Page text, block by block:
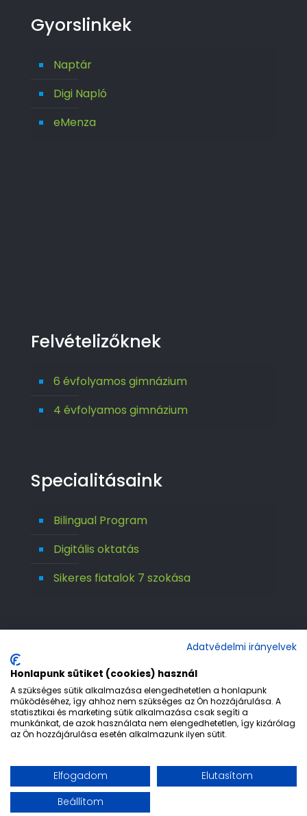
Gyorslinkek
Naptár
Digi Napló
eMenza
Felvételizőknek
6 évfolyamos gimnázium
4 évfolyamos gimnázium
Specialitásaink
Bilingual Program
Digitális oktatás
Sikeres fiatalok 7 szokása
© 1992-2026 Európa 2000 Gimnázium. All
Rights Reserved.
Etika
Adatvédelem
Jogi nyilatkozat
Impresszum
Adatvédelmi irányelvek
Honlapunk sütiket (cookies) használ
A szükséges sütik alkalmazása elengedhetetlen a honlapunk
működéséhez, így ahhoz nem szükséges az Ön hozzájárulása. A
statisztikai és marketing sütik alkalmazása csak segíti a
munkánkat, de azok használata nem elengedhetetlen, így kizárólag
az Ön hozzájárulása esetén alkalmazunk ilyen sütit.
Elfogadom
Elutasítom
Beállítom